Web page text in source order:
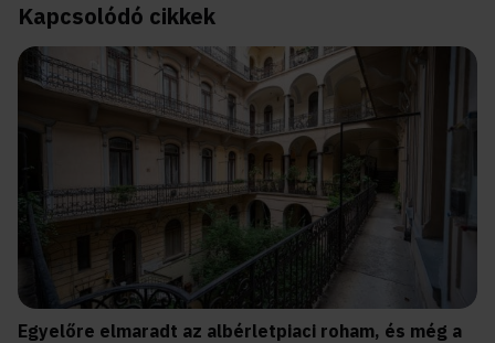
Kapcsolódó cikkek
Egyelőre elmaradt az albérletpiaci roham, és még a